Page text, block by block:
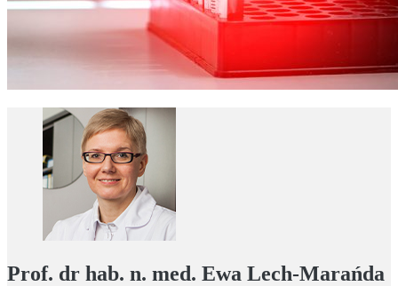
Prof. dr hab. n. med. Ewa Lech-Marańda